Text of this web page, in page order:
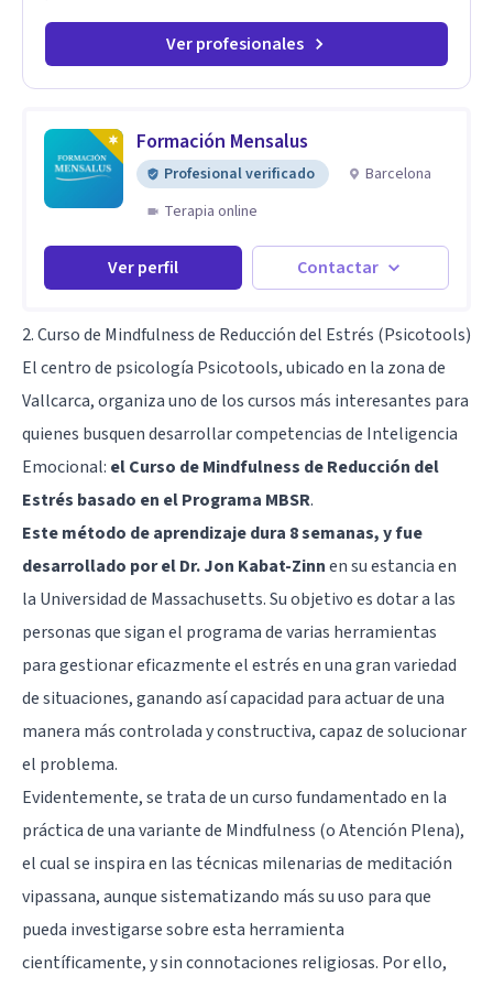
Ver profesionales
Formación Mensalus
Profesional verificado
Barcelona
Terapia online
Ver perfil Contactar
2. Curso de Mindfulness de Reducción del Estrés (Psicotools)
El centro de psicología Psicotools, ubicado en la zona de
Vallcarca, organiza uno de los cursos más interesantes para
quienes busquen desarrollar competencias de Inteligencia
Emocional: el Curso de Mindfulness de Reducción del
Estrés basado en el Programa MBSR.
Este método de aprendizaje dura 8 semanas, y fue
desarrollado por el Dr. Jon Kabat-Zinnen su estancia en
la Universidad de Massachusetts. Su objetivo es dotar a las
personas que sigan el programa de varias herramientas
para gestionar eficazmente el estrés en una gran variedad
de situaciones, ganando así capacidad para actuar de una
manera más controlada y constructiva, capaz de solucionar
el problema.
Evidentemente, se trata de un curso fundamentado en la
práctica de una variante de Mindfulness (o Atención Plena),
el cual se inspira en las técnicas milenarias de meditación
vipassana, aunque sistematizando más su uso para que
pueda investigarse sobre esta herramienta
científicamente, y sin connotaciones religiosas. Por ello,